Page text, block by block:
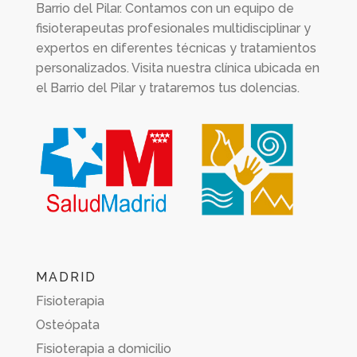
Barrio del Pilar. Contamos con un equipo de
fisioterapeutas profesionales multidisciplinar y
expertos en diferentes técnicas y tratamientos
personalizados. Visita nuestra clínica ubicada en
el Barrio del Pilar y trataremos tus dolencias.
MADRID
Fisioterapia
Osteópata
Fisioterapia a domicilio